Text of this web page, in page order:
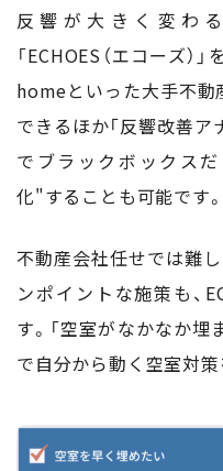
反響が大きく変わ
「ECHOES（エコーズ）
homeといった大手不動
できるほか「反響改善ア
でブラックボックス
化"することも可能です。
不動産会社任せでは難
ンポイントな施策も、
す。「空室がなかなか埋
で自分から動く空室対